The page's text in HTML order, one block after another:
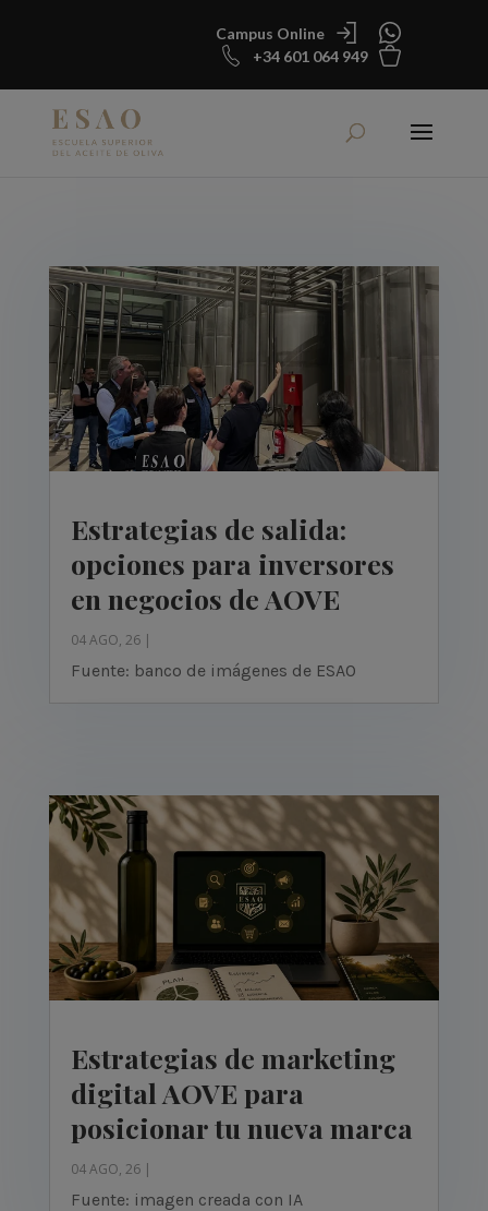
Campus Online
+34 601 064 949
Estrategias de salida:
opciones para inversores
en negocios de AOVE
04 AGO, 26|
Fuente: banco de imágenes de ESAO
Estrategias de marketing
digital AOVE para
posicionar tu nueva marca
04 AGO, 26|
Fuente: imagen creada con IA